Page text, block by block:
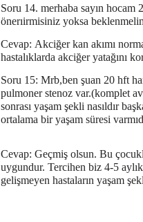
Soru 14. merhaba sayın
önerıirmisiniz yoksa
Cevap: Akciğer kan akımı
hastalıklarda akciğer yatağını
Soru 15: Mrb,ben şuan 20 hft
pulmoner stenoz var.(komplet
sonrası yaşam şekli nasıldır
ortalama bir yaşam süresi
Cevap: Geçmiş olsun. Bu
uygundur. Tercihen biz 4-5
gelişmeyen hastaların yaşam